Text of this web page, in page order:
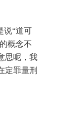
说“道可
概念不
思呢，我
定罪量刑